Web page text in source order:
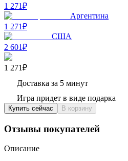
1 271₽
Аргентина
1 271₽
США
2 601₽
1 271₽
Доставка за 5 минут
Игра придет в виде подарка
Купить сейчас В корзину
Отзывы покупателей
Описание